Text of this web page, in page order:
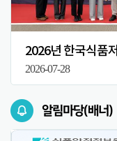
2026-07-28
알림마당(배너)